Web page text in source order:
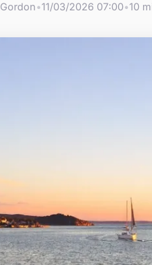
Gordon•11/03/2026 07:00•10